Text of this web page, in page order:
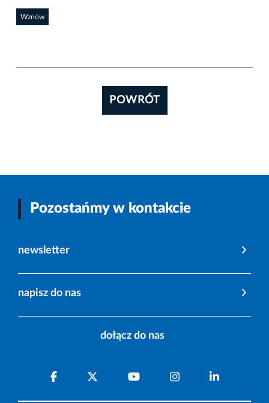
Wznów
POWRÓT
Pozostańmy w kontakcie
newsletter
napisz do nas
dołącz do nas